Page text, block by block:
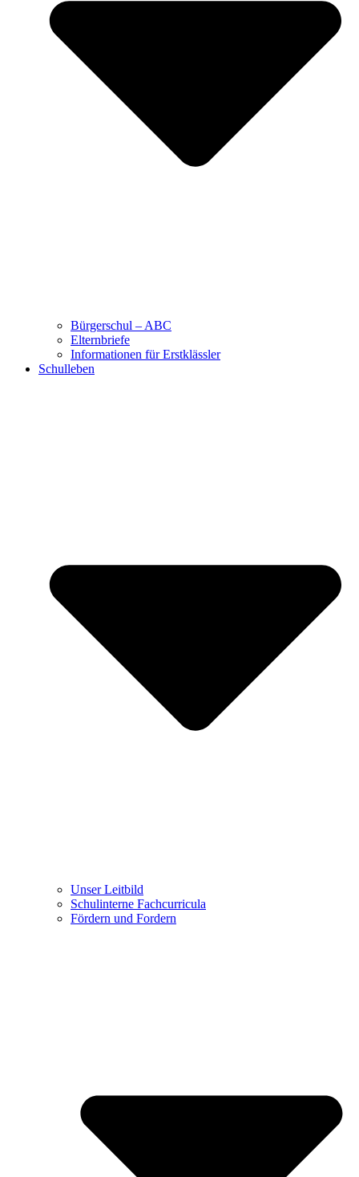
Bürgerschul – ABC
Elternbriefe
Informationen für Erstklässler
Schulleben
Unser Leitbild
Schulinterne Fachcurricula
Fördern und Fordern